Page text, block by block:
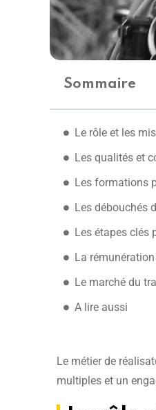
Sommaire
Le rôle et les
Les qualités et
Les formations
Les débouchés
Les étapes clés
La
Le marché du
A lire aussi
Le métier de
multiples et un